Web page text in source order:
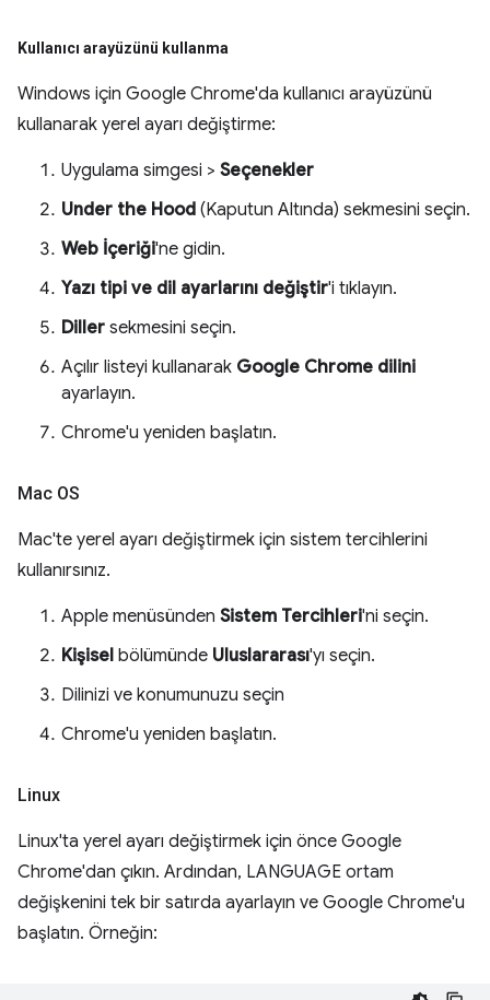
Kullanıcı arayüzünü kullanma
Windows için Google Chrome'da kullanıcı arayüzünü
kullanarak yerel ayarı değiştirme:
Uygulama simgesi > Seçenekler
Under the Hood (Kaputun Altında) sekmesini seçin.
Web İçeriği'ne gidin.
Yazı tipi ve dil ayarlarını değiştir'i tıklayın.
Diller sekmesini seçin.
Açılır listeyi kullanarak Google Chrome dilini
ayarlayın.
Chrome'u yeniden başlatın.
Mac OS
Mac'te yerel ayarı değiştirmek için sistem tercihlerini
kullanırsınız.
Apple menüsünden Sistem Tercihleri'ni seçin.
Kişisel bölümünde Uluslararası'yı seçin.
Dilinizi ve konumunuzu seçin
Chrome'u yeniden başlatın.
Linux
Linux'ta yerel ayarı değiştirmek için önce Google
Chrome'dan çıkın. Ardından, LANGUAGE ortam
değişkenini tek bir satırda ayarlayın ve Google Chrome'u
başlatın. Örneğin: